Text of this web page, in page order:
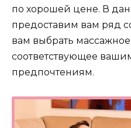
по хорошей цене. В
предоставим вам ряд
вам выбрать
соответствующее
предпочтениям.